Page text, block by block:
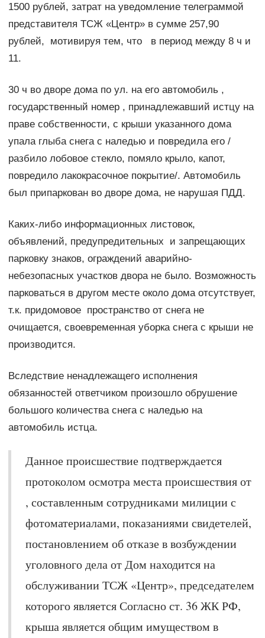
1500 рублей, затрат на уведомление телеграммой
представителя ТСЖ «Центр» в сумме 257,90
рублей, мотивируя тем, что в период между 8 ч и
11.
30 ч во дворе дома по ул. на его автомобиль ,
государственный номер , принадлежавший истцу на
праве собственности, с крыши указанного дома
упала глыба снега с наледью и повредила его /
разбило лобовое стекло, помяло крыло, капот,
повредило лакокрасочное покрытие/. Автомобиль
был припаркован во дворе дома, не нарушая ПДД.
Каких-либо информационных листовок,
объявлений, предупредительных и запрещающих
парковку знаков, ограждений аварийно-
небезопасных участков двора не было. Возможность
парковаться в другом месте около дома отсутствует,
т.к. придомовое пространство от снега не
очищается, своевременная уборка снега с крыши не
производится.
Вследствие ненадлежащего исполнения
обязанностей ответчиком произошло обрушение
большого количества снега с наледью на
автомобиль истца.
Данное происшествие подтверждается
протоколом осмотра места происшествия от
, составленным сотрудниками милиции с
фотоматериалами, показаниями свидетелей,
постановлением об отказе в возбуждении
уголовного дела от Дом находится на
обслуживании ТСЖ «Центр», председателем
которого является Согласно ст. 36 ЖК РФ,
крыша является общим имуществом в